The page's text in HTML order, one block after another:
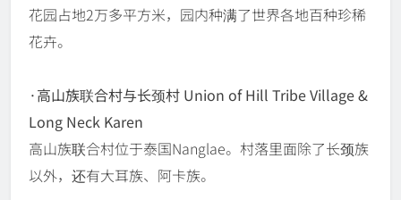
花园占地2万多平方米，园内种满了世界各地百种珍稀
花卉。
·高山族联合村与长颈村 Union of Hill Tribe Village &
Long Neck Karen
高山族联合村位于泰国Nanglae。村落里面除了长颈族
以外，还有大耳族、阿卡族。